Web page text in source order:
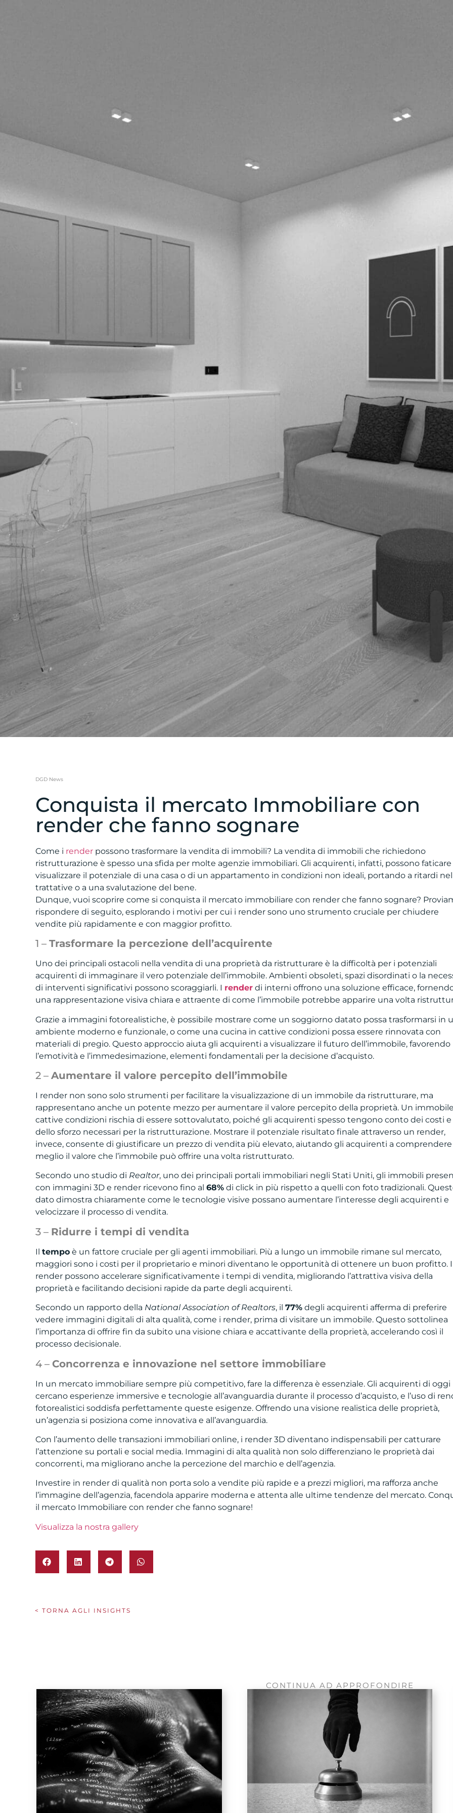
DGD News
Conquista il mercato Immobiliare con
render che fanno sognare
Come i render possono trasformare la vendita di immobili? La vendita di immobili che richiedono
ristrutturazione è spesso una sfida per molte agenzie immobiliari. Gli acquirenti, infatti, possono faticare
visualizzare il potenziale di una casa o di un appartamento in condizioni non ideali, portando a ritardi
trattative o a una svalutazione del bene.
Dunque, vuoi scoprire come si conquista il mercato immobiliare con render che fanno sognare?
rispondere di seguito, esplorando i motivi per cui i render sono uno strumento cruciale per chiudere
vendite più rapidamente e con maggior profitto.
1 – Trasformare la percezione dell’acquirente
Uno dei principali ostacoli nella vendita di una proprietà da ristrutturare è la difficoltà per i potenziali
acquirenti di immaginare il vero potenziale dell’immobile. Ambienti obsoleti, spazi disordinati o la
di interventi significativi possono scoraggiarli. I render di interni offrono una soluzione efficace,
una rappresentazione visiva chiara e attraente di come l’immobile potrebbe apparire una volta
Grazie a immagini fotorealistiche, è possibile mostrare come un soggiorno datato possa trasformarsi in
ambiente moderno e funzionale, o come una cucina in cattive condizioni possa essere rinnovata con
materiali di pregio. Questo approccio aiuta gli acquirenti a visualizzare il futuro dell’immobile, favorendo
l’emotività e l’immedesimazione, elementi fondamentali per la decisione d’acquisto.
2 – Aumentare il valore percepito dell’immobile
I render non sono solo strumenti per facilitare la visualizzazione di un immobile da ristrutturare, ma
rappresentano anche un potente mezzo per aumentare il valore percepito della proprietà. Un
cattive condizioni rischia di essere sottovalutato, poiché gli acquirenti spesso tengono conto dei costi e
dello sforzo necessari per la ristrutturazione. Mostrare il potenziale risultato finale attraverso un render,
invece, consente di giustificare un prezzo di vendita più elevato, aiutando gli acquirenti a comprendere
meglio il valore che l’immobile può offrire una volta ristrutturato.
Secondo uno studio di Realtor, uno dei principali portali immobiliari negli Stati Uniti, gli immobili
con immagini 3D e render ricevono fino al 68% di click in più rispetto a quelli con foto tradizionali.
dato dimostra chiaramente come le tecnologie visive possano aumentare l’interesse degli acquirenti e
velocizzare il processo di vendita.
3 – Ridurre i tempi di vendita
Il tempo è un fattore cruciale per gli agenti immobiliari. Più a lungo un immobile rimane sul mercato,
maggiori sono i costi per il proprietario e minori diventano le opportunità di ottenere un buon profitto. I
render possono accelerare significativamente i tempi di vendita, migliorando l’attrattiva visiva della
proprietà e facilitando decisioni rapide da parte degli acquirenti.
Secondo un rapporto della National Association of Realtors, il 77% degli acquirenti afferma di preferire
vedere immagini digitali di alta qualità, come i render, prima di visitare un immobile. Questo sottolinea
l’importanza di offrire fin da subito una visione chiara e accattivante della proprietà, accelerando così il
processo decisionale.
4 – Concorrenza e innovazione nel settore immobiliare
In un mercato immobiliare sempre più competitivo, fare la differenza è essenziale. Gli acquirenti di oggi
cercano esperienze immersive e tecnologie all’avanguardia durante il processo d’acquisto, e l’uso di
fotorealistici soddisfa perfettamente queste esigenze. Offrendo una visione realistica delle proprietà,
un’agenzia si posiziona come innovativa e all’avanguardia.
Con l’aumento delle transazioni immobiliari online, i render 3D diventano indispensabili per catturare
l’attenzione su portali e social media. Immagini di alta qualità non solo differenziano le proprietà dai
concorrenti, ma migliorano anche la percezione del marchio e dell’agenzia.
Investire in render di qualità non porta solo a vendite più rapide e a prezzi migliori, ma rafforza anche
l’immagine dell’agenzia, facendola apparire moderna e attenta alle ultime tendenze del mercato.
il mercato Immobiliare con render che fanno sognare!
Visualizza la nostra gallery
< TORNA AGLI INSIGHTS
CONTINUA AD APPROFONDIRE